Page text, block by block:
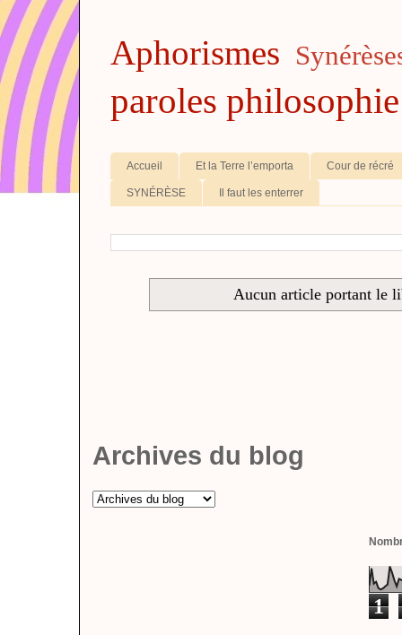
Aphorismes
paroles philosophie
Accueil Et la Terre l’emporta Cour de récré
SYNÉRÈSE Il faut les enterrer
Aucun article portant le
Archives du blog
1